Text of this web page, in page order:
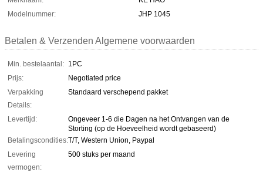
Modelnummer:
JHP 1045
Betalen & Verzenden Algemene voorwaarden
Min. bestelaantal: 1PC
Prijs:
Negotiated price
Verpakking
Details:
Standaard verschepend pakket
Levertijd:
Ongeveer 1-6 die Dagen na het Ontvangen van de
Storting (op de Hoeveelheid wordt gebaseerd)
Betalingscondities:T/T, Western Union, Paypal
Levering
vermogen:
500 stuks per maand